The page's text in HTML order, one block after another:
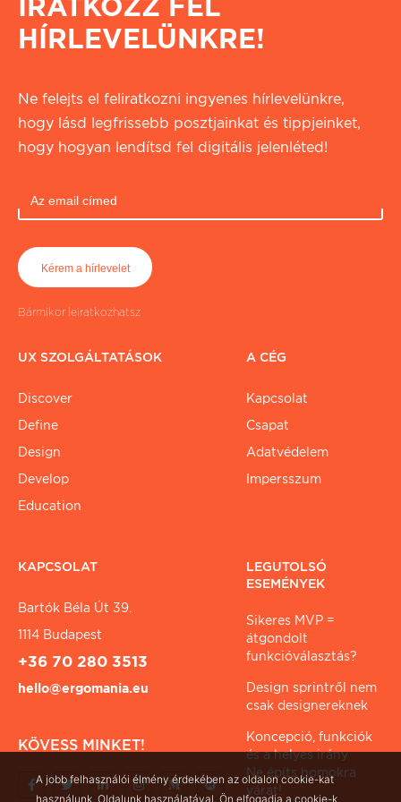
HÍRLEVELÜNKRE!
Ne felejts el feliratkozni ingyenes hírlevelünkre,
hogy lásd legfrissebb posztjainkat és tippjeinket,
hogy hogyan lendítsd fel digitális jelenléted!
Bármikor leiratkozhatsz
UX SZOLGÁLTATÁSOK
Discover
Define
Design
Develop
Education
A CÉG
Kapcsolat
Csapat
Adatvédelem
Impersszum
KAPCSOLAT
Bartók Béla Út 39.
1114 Budapest
+36 70 280 3513
hello@ergomania.eu
KÖVESS MINKET!
LEGUTOLSÓ
ESEMÉNYEK
Sikeres MVP =
átgondolt
funkcióválasztás?
Design sprintről nem
csak designereknek
Koncepció, funkciók
és a helyes irány
Ne építs homokra
várat!
A jobb felhasználói élmény érdekében az oldalon cookie-kat
használunk. Oldalunk használatával, Ön elfogadja a cookie-k